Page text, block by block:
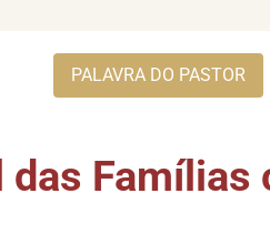
PALAVRA DO PASTOR
Famílias